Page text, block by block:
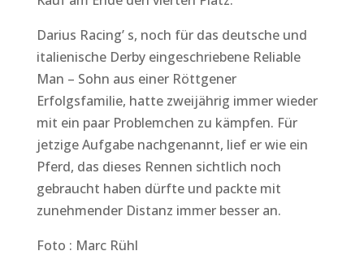
Darius Racing’ s, noch für das deutsche und
italienische Derby eingeschriebene Reliable
Man – Sohn aus einer Röttgener
Erfolgsfamilie, hatte zweijährig immer wieder
mit ein paar Problemchen zu kämpfen. Für
jetzige Aufgabe nachgenannt, lief er wie ein
Pferd, das dieses Rennen sichtlich noch
gebraucht haben dürfte und packte mit
zunehmender Distanz immer besser an.
Foto : Marc Rühl